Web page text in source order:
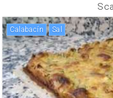
calabacín sal